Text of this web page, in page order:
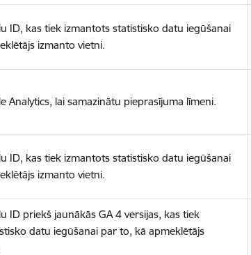
ID, kas tiek izmantots statistisko datu iegūšanai
izmanto vietni.
Analytics, lai samazinātu pieprasījuma līmeni.
ID, kas tiek izmantots statistisko datu iegūšanai
izmanto vietni.
ID priekš jaunākās GA 4 versijas, kas tiek
datu iegūšanai par to, kā apmeklētājs